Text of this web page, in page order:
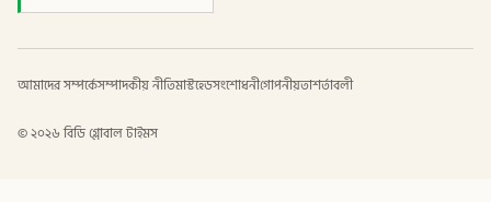
আমাদের সম্পর্কেসম্পাদকীয় নীতিমাস্টহেডসংশোধনীগোপনীয়তাশর্তাবলী
©২০২৬ বিডি গ্লোবাল টাইমস